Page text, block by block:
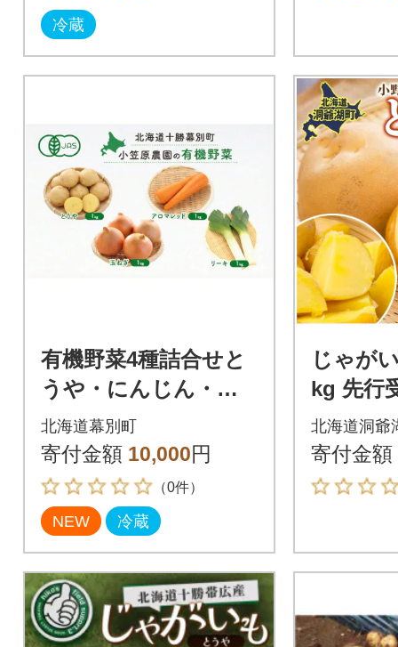
冷蔵
有機野菜4種詰合せと
うや・にんじん・玉
ねぎ・リーキ 各1kg
《秋出荷先行予約》[5
3691413]
北海道幕別町
寄付金額 10,000円
（0件）
NEW 冷蔵
じゃが
kg 先行
北海道
9月下旬
北海道洞爺
寄付金額